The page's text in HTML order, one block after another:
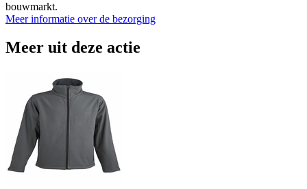
bouwmarkt.
Meer informatie over de bezorging
Meer uit deze actie